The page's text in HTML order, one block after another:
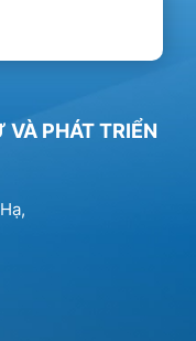
PHÁT TRIỂN